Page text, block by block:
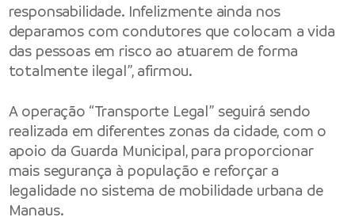
responsabilidade. Infelizmente ainda nos
deparamos com condutores que colocam a vida
das pessoas em risco ao atuarem de forma
totalmente ilegal”, afirmou.
A operação “Transporte Legal” seguirá sendo
realizada em diferentes zonas da cidade, com o
apoio da Guarda Municipal, para proporcionar
mais segurança à população e reforçar a
legalidade no sistema de mobilidade urbana de
Manaus.